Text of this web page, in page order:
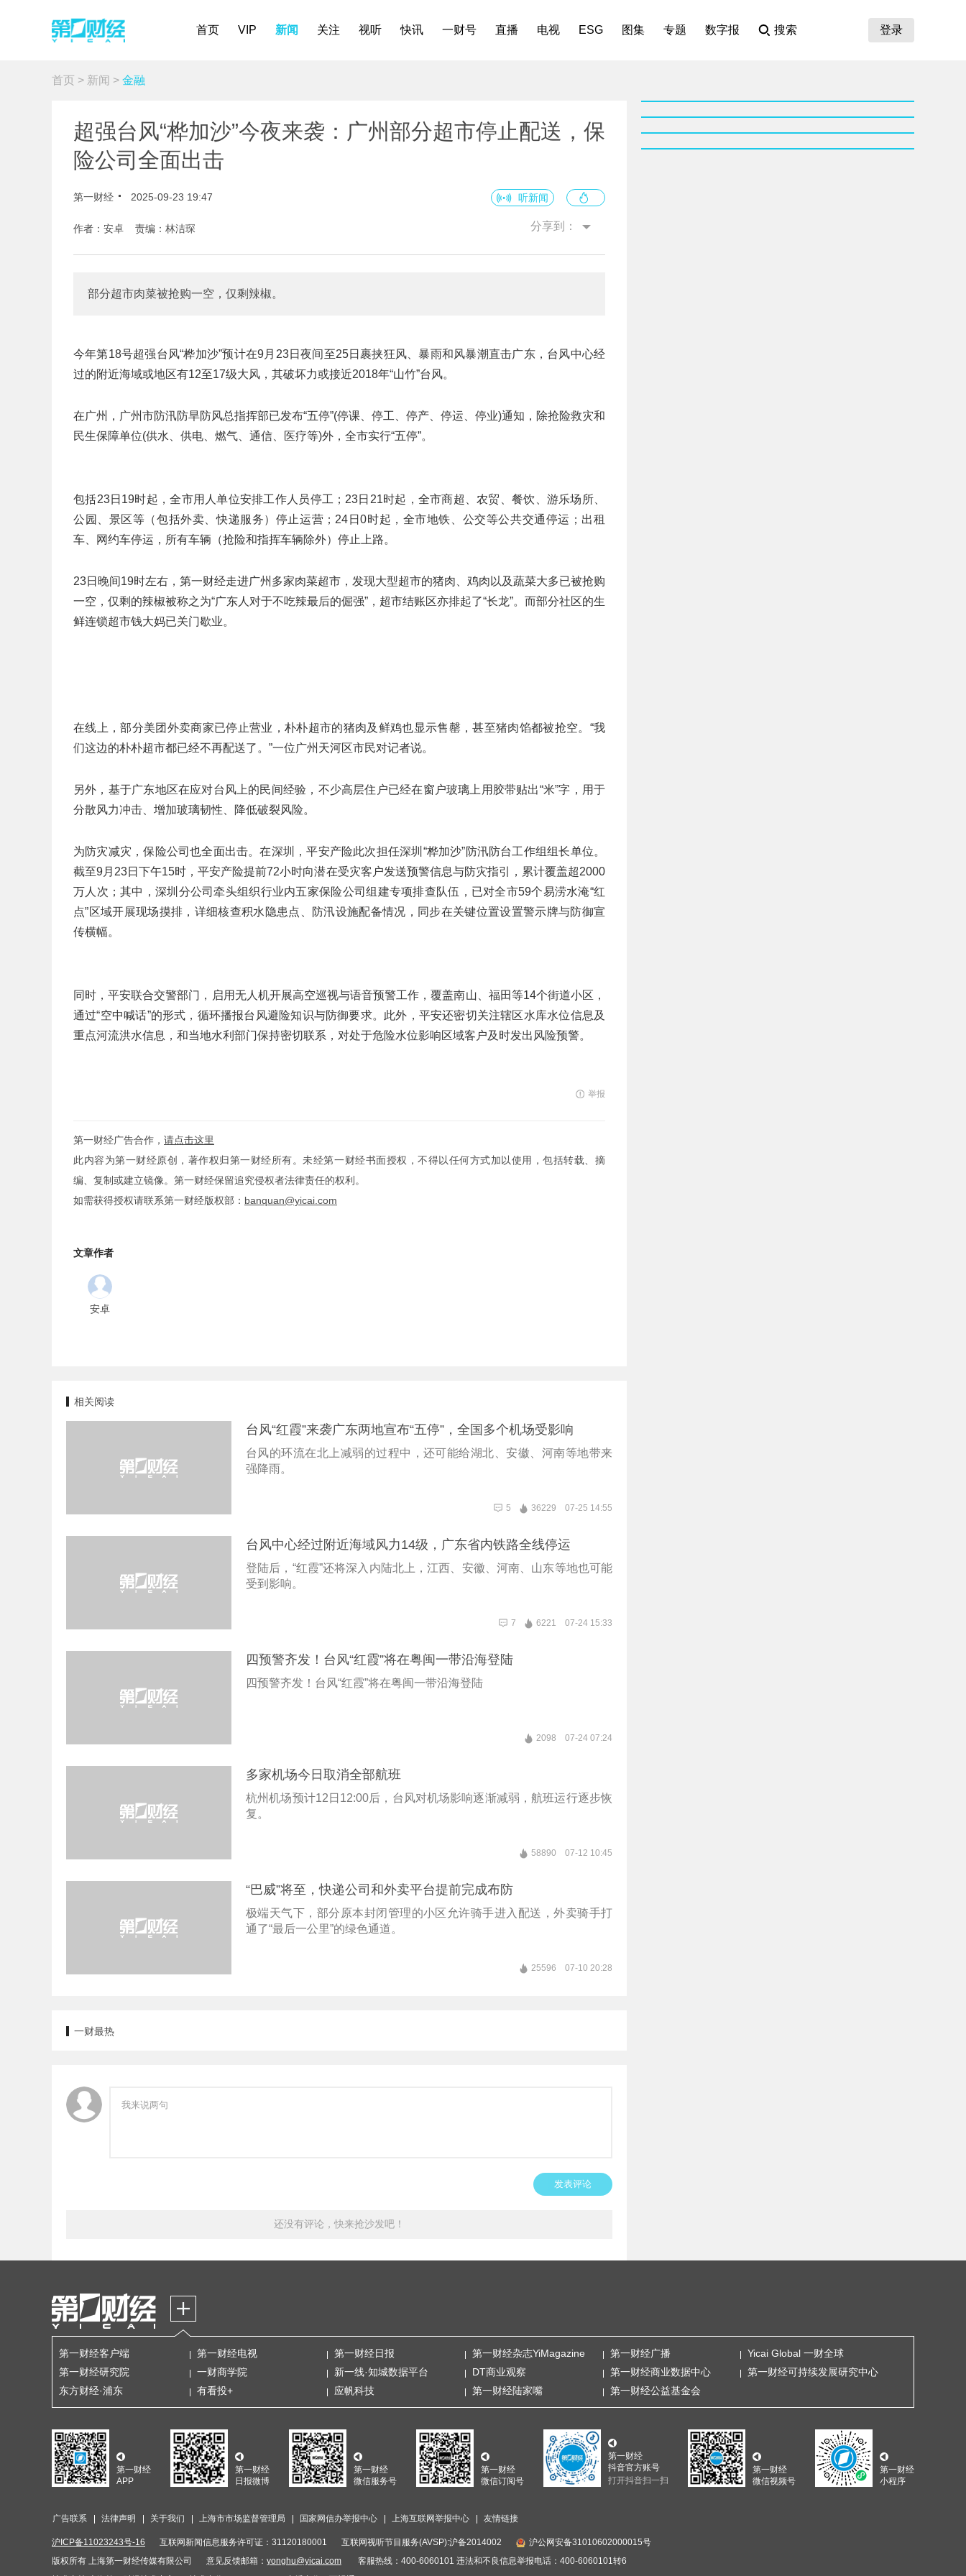
首页 VIP 新闻 关注 视听 快讯 一财号 直播 电视 ESG 图集 专题 数字报 搜索 登录
首页 > 新闻 > 金融
超强台风“桦加沙”今夜来袭：广州部分超市停止配送，保
险公司全面出击
第一财经 2025-09-23 19:47 听新闻
作者：安卓 责编：林洁琛 分享到：
部分超市肉菜被抢购一空，仅剩辣椒。
今年第18号超强台风“桦加沙”预计在9月23日夜间至25日裹挟狂风、暴雨和风暴潮直击广东，台风中心经
过的附近海域或地区有12至17级大风，其破坏力或接近2018年“山竹”台风。
在广州，广州市防汛防旱防风总指挥部已发布“五停”(停课、停工、停产、停运、停业)通知，除抢险救灾和
民生保障单位(供水、供电、燃气、通信、医疗等)外，全市实行“五停”。
包括23日19时起，全市用人单位安排工作人员停工；23日21时起，全市商超、农贸、餐饮、游乐场所、
公园、景区等（包括外卖、快递服务）停止运营；24日0时起，全市地铁、公交等公共交通停运；出租
车、网约车停运，所有车辆（抢险和指挥车辆除外）停止上路。
23日晚间19时左右，第一财经走进广州多家肉菜超市，发现大型超市的猪肉、鸡肉以及蔬菜大多已被抢购
一空，仅剩的辣椒被称之为“广东人对于不吃辣最后的倔强”，超市结账区亦排起了“长龙”。而部分社区的生
鲜连锁超市钱大妈已关门歇业。
在线上，部分美团外卖商家已停止营业，朴朴超市的猪肉及鲜鸡也显示售罄，甚至猪肉馅都被抢空。“我
们这边的朴朴超市都已经不再配送了。”一位广州天河区市民对记者说。
另外，基于广东地区在应对台风上的民间经验，不少高层住户已经在窗户玻璃上用胶带贴出“米”字，用于
分散风力冲击、增加玻璃韧性、降低破裂风险。
为防灾减灾，保险公司也全面出击。在深圳，平安产险此次担任深圳“桦加沙”防汛防台工作组组长单位。
截至9月23日下午15时，平安产险提前72小时向潜在受灾客户发送预警信息与防灾指引，累计覆盖超2000
万人次；其中，深圳分公司牵头组织行业内五家保险公司组建专项排查队伍，已对全市59个易涝水淹“红
点”区域开展现场摸排，详细核查积水隐患点、防汛设施配备情况，同步在关键位置设置警示牌与防御宣
传横幅。
同时，平安联合交警部门，启用无人机开展高空巡视与语音预警工作，覆盖南山、福田等14个街道小区，
通过“空中喊话”的形式，循环播报台风避险知识与防御要求。此外，平安还密切关注辖区水库水位信息及
重点河流洪水信息，和当地水利部门保持密切联系，对处于危险水位影响区域客户及时发出风险预警。
举报
第一财经广告合作， 请点击这里
此内容为第一财经原创，著作权归第一财经所有。未经第一财经书面授权，不得以任何方式加以使用，包括转载、摘
编、复制或建立镜像。第一财经保留追究侵权者法律责任的权利。
如需获得授权请联系第一财经版权部： banquan@yicai.com
文章作者
安卓
相关阅读
台风“红霞”来袭广东两地宣布“五停”，全国多个机场受影响
台风的环流在北上减弱的过程中，还可能给湖北、安徽、河南等地带来
强降雨。
5 36229 07-25 14:55
台风中心经过附近海域风力14级，广东省内铁路全线停运
登陆后，“红霞”还将深入内陆北上，江西、安徽、河南、山东等地也可能
受到影响。
7 6221 07-24 15:33
四预警齐发！台风“红霞”将在粤闽一带沿海登陆
四预警齐发！台风“红霞”将在粤闽一带沿海登陆
2098 07-24 07:24
多家机场今日取消全部航班
杭州机场预计12日12:00后，台风对机场影响逐渐减弱，航班运行逐步恢
复。
58890 07-12 10:45
“巴威”将至，快递公司和外卖平台提前完成布防
极端天气下，部分原本封闭管理的小区允许骑手进入配送，外卖骑手打
通了“最后一公里”的绿色通道。
25596 07-10 20:28
一财最热
发表评论
还没有评论，快来抢沙发吧！
第一财经客户端 第一财经电视 第一财经日报 第一财经杂志YiMagazine 第一财经广播
Yicai Global 一财全球
第一财经研究院
一财商学院 新一线·知城数据平台 DT商业观察 第一财经商业数据中心
第一财经可持续发展研究中心
东方财经·浦东
有看投+ 应帆科技 第一财经陆家嘴 第一财经公益基金会
第一财经
APP
第一财经
日报微博
第一财经
微信服务号
第一财经
微信订阅号
第一财经
抖音官方账号
打开抖音扫一扫
第一财经
微信视频号
第一财经
小程序
广告联系 法律声明 关于我们 上海市市场监督管理局 国家网信办举报中心 上海互联网举报中心 友情链接
沪ICP备11023243号-16 互联网新闻信息服务许可证：31120180001 互联网视听节目服务(AVSP):沪备2014002
沪公网安备31010602000015号
版权所有 上海第一财经传媒有限公司
意见反馈邮箱： yonghu@yicai.com
客服热线：400-6060101 违法和不良信息举报电话：400-6060101转6